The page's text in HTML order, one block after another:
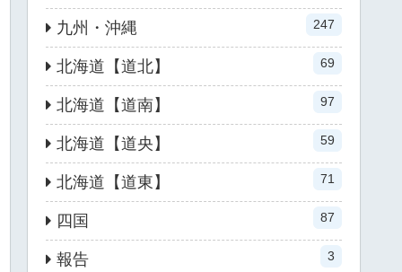
九州・沖縄 247
北海道【道北】 69
北海道【道南】 97
北海道【道央】 59
北海道【道東】 71
四国 87
報告 3